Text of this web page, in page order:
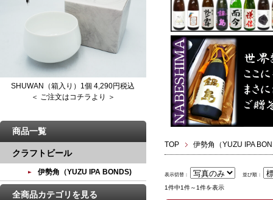
TOP 伊勢角（YUZU IPA
表示切替： 並び順：
1件中1件～1件を表示
SHUWAN（箱入り）1個 4,290円税込
＜ ご注文はコチラより ＞
商品一覧
クラフトビール
伊勢角（YUZU IPA BONDS)
全商品カテゴリを見る